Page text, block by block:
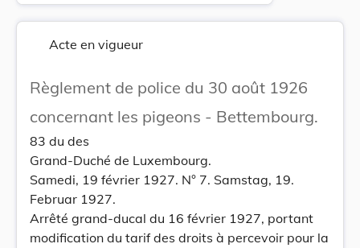
Acte en vigueur
Règlement de police du 30 août 1926
concernant les pigeons - Bettembourg.
83 du des
Grand-Duché de Luxembourg.
Samedi, 19 février 1927. N° 7. Samstag, 19.
Februar 1927.
Arrêté grand-ducal du 16 février 1927, portant
modification du tarif des droits à percevoir pour la